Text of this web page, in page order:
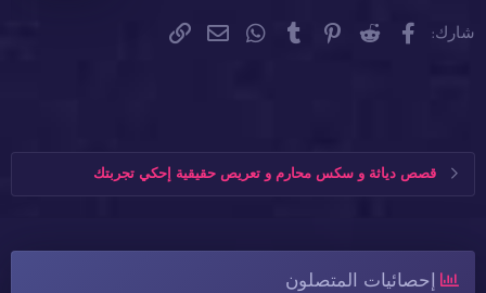
شارك: فيسبوكReddit
Pinterest
Tumblr
WhatsAppالبريد الإلكتروني
قصص دياثة و سكس محارم و تعريص حقيقية إحكي تجربتك
إحصائيات المتصلون